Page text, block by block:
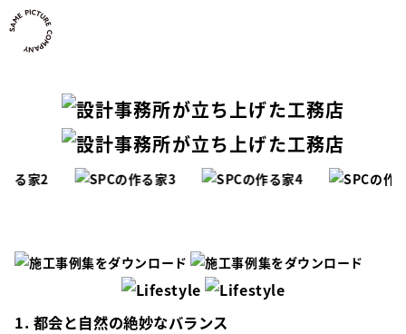
1. 都会と自然の絶妙なバランス